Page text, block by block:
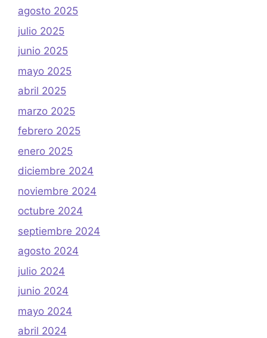
agosto 2025
julio 2025
junio 2025
mayo 2025
abril 2025
marzo 2025
febrero 2025
enero 2025
diciembre 2024
noviembre 2024
octubre 2024
septiembre 2024
agosto 2024
julio 2024
junio 2024
mayo 2024
abril 2024